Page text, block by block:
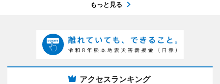
もっと見る
アクセスランキング